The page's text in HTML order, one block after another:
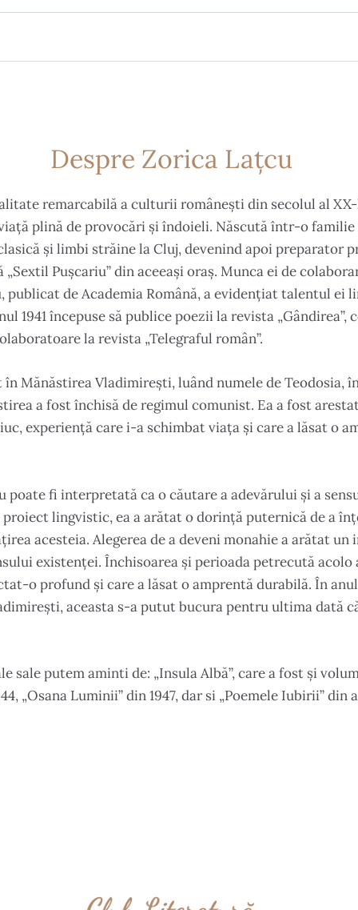
Despre Zorica Lațcu
remarcabilă a culturii românești din secolul al
plină de provocări și îndoieli. Născută într-o familie
și limbi străine la Cluj, devenind apoi preparator
Pușcariu” din aceeași oraș. Munca ei de
publicat de Academia Română, a evidențiat talentul ei
1941 începuse să publice poezii la revista „Gândirea”,
la revista „Telegraful român”.
Mănăstirea Vladimirești, luând numele de Teodosia,
a fost închisă de regimul comunist. Ea a fost
experiență care i-a schimbat viața și care a lăsat o
poate fi interpretată ca o căutare a adevărului și a
lingvistic, ea a arătat o dorință puternică de a
acesteia. Alegerea de a deveni monahie a arătat
existenței. Închisoarea și perioada petrecută
o profund și care a lăsat o amprentă durabilă. În
aceasta s-a putut bucura pentru ultima dată
sale putem aminti de: „Insula Albă”, care a fost și
„Osana Luminii” din 1947, dar si „Poemele Iubirii” din